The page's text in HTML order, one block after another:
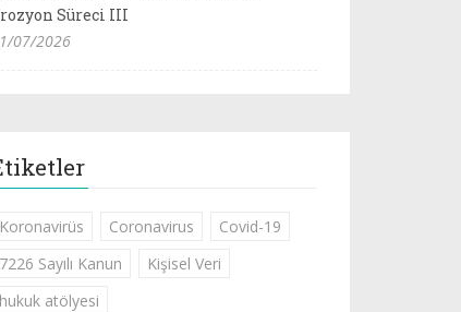
Süreci III
07/2026
Koronavirüs Coronavirus
Covid-19
7226 Sayılı Kanun
Kişisel Veri
hukuk atölyesi